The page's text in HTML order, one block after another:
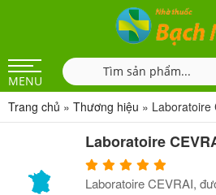
MENU
Trang chủ » Thương hiệu » Laboratoire
Laboratoire
Laboratoire CEVRAI,